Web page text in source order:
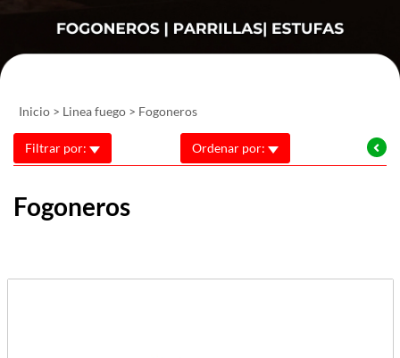
Inicio > Linea fuego > Fogoneros
Filtrar por: Ordenar por:
Fogoneros